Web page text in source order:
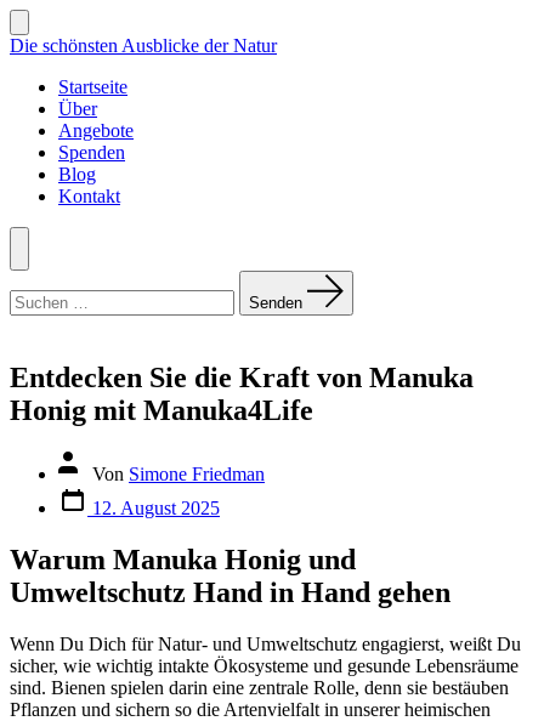
Zum
Inhalt
Suche
ein-/ausblenden
Die schönsten Ausblicke der Natur
Startseite
Über
Angebote
Spenden
Blog
Kontakt
Menü
nach:
Senden
Entdecken Sie die Kraft von Manuka
Honig mit Manuka4Life
Beitragsautor
Von Simone Friedman
Veröffentlichungsdatum
12. August 2025
Warum Manuka Honig und
Umweltschutz Hand in Hand gehen
Wenn Du Dich für Natur- und Umweltschutz engagierst, weißt Du
sicher, wie wichtig intakte Ökosysteme und gesunde Lebensräume
sind. Bienen spielen darin eine zentrale Rolle, denn sie bestäuben
Pflanzen und sichern so die Artenvielfalt in unserer heimischen